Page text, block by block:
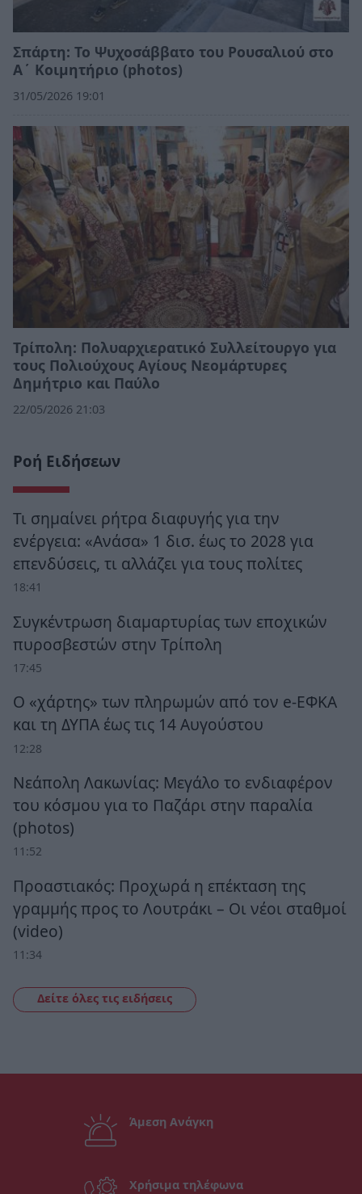
Σπάρτη: Το Ψυχοσάββατο του Ρουσαλιού στο
Α΄ Κοιμητήριο (photos)
31/05/2026 19:01
Τρίπολη: Πολυαρχιερατικό Συλλείτουργο για
τους Πολιούχους Αγίους Νεομάρτυρες
Δημήτριο και Παύλο
22/05/2026 21:03
Ροή Ειδήσεων
Τι σημαίνει ρήτρα διαφυγής για την
ενέργεια: «Ανάσα» 1 δισ. έως το 2028 για
επενδύσεις, τι αλλάζει για τους πολίτες
18:41
Συγκέντρωση διαμαρτυρίας των εποχικών
πυροσβεστών στην Τρίπολη
17:45
Ο «χάρτης» των πληρωμών από τον e-ΕΦΚΑ
και τη ΔΥΠΑ έως τις 14 Αυγούστου
12:28
Νεάπολη Λακωνίας: Μεγάλο το ενδιαφέρον
του κόσμου για το Παζάρι στην παραλία
(photos)
11:52
Προαστιακός: Προχωρά η επέκταση της
γραμμής προς το Λουτράκι – Οι νέοι σταθμοί
(video)
11:34
Δείτε όλες τις ειδήσεις
Άμεση Ανάγκη
Χρήσιμα τηλέφωνα